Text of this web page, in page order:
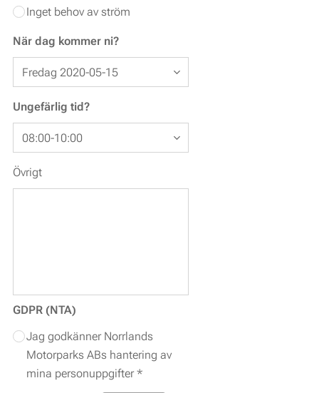
Inget behov av ström
När dag kommer ni?
Ungefärlig tid?
Övrigt
GDPR (NTA)
Jag godkänner Norrlands
Motorparks ABs hantering av
mina personuppgifter *